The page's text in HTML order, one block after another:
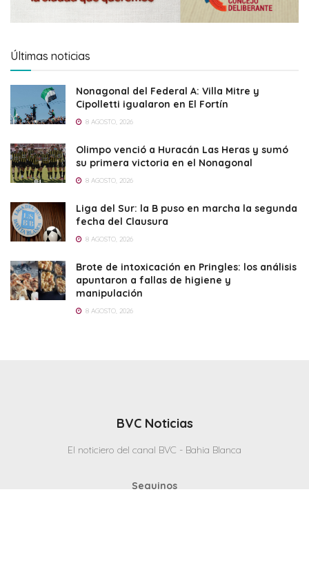
Últimas noticias
Nonagonal del Federal A: Villa Mitre y
Cipolletti igualaron en El Fortín
8 AGOSTO, 2026
Olimpo venció a Huracán Las Heras y sumó
su primera victoria en el Nonagonal
8 AGOSTO, 2026
Liga del Sur: la B puso en marcha la segunda
fecha del Clausura
8 AGOSTO, 2026
Brote de intoxicación en Pringles: los análisis
apuntaron a fallas de higiene y
manipulación
8 AGOSTO, 2026
BVC Noticias
El noticiero del canal BVC - Bahia Blanca
Seguinos